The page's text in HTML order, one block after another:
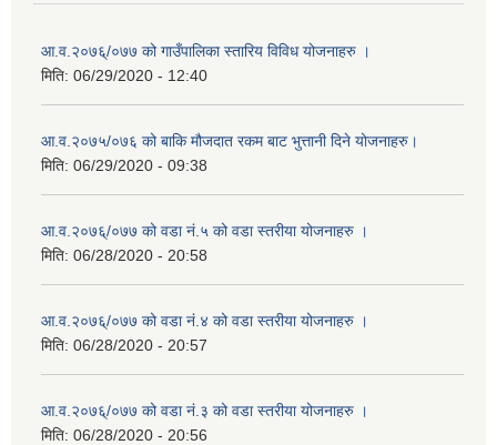
आ.व.२०७६्/०७७ को गाउँपालिका स्तारिय विविध योजनाहरु ।
मिति: 06/29/2020 - 12:40
आ.व.२०७५/०७६ को बाकि मौजदात रकम बाट भुत्तानी दिने योजनाहरु।
मिति: 06/29/2020 - 09:38
आ.व.२०७६्/०७७ को वडा नं.५ को वडा स्तरीया योजनाहरु ।
मिति: 06/28/2020 - 20:58
आ.व.२०७६्/०७७ को वडा नं.४ को वडा स्तरीया योजनाहरु ।
मिति: 06/28/2020 - 20:57
आ.व.२०७६्/०७७ को वडा नं.३ को वडा स्तरीया योजनाहरु ।
मिति: 06/28/2020 - 20:56